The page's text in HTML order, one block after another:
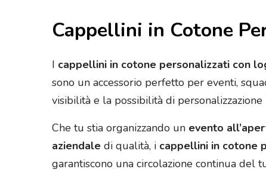
Cappellini in Cotone
I cappellini in cotone personalizzati con
sono un accessorio perfetto per eventi,
visibilità e la possibilità di
Che tu stia organizzando un evento
aziendale di qualità, i cappellini in cotone
garantiscono una circolazione continua